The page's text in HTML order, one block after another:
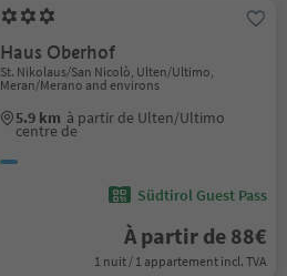
Haus Oberhof
St. Nikolaus/San Nicolò, Ulten/Ultimo,
Meran/Merano and environs
5.9 km à partir de Ulten/Ultimo
centre de
Südtirol Guest Pass
À partir de 88€
1 nuit / 1 appartement incl. TVA